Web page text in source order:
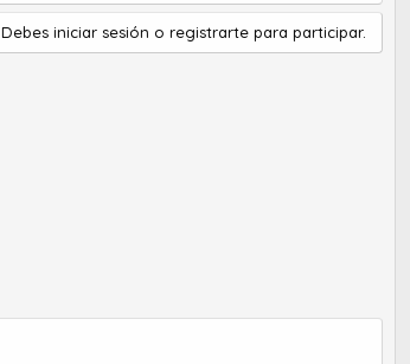
Debes iniciar sesión o registrarte para participar.